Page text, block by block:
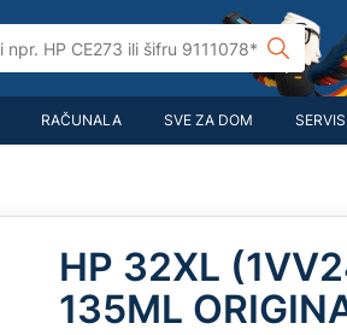
RAČUNALA SVE ZA DOM
HP 32XL
135ML